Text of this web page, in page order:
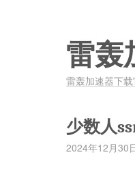
雷轰
雷轰加速器下
少数人
2024年12月30